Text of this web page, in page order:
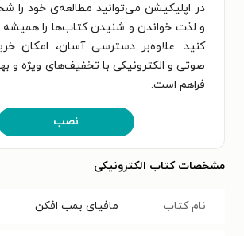
در اپلیکیشن می‌توانید مطالعه‌ی خود را
و لذت خواندن و شنیدن کتاب‌ها را همیشه
کنید. علاوه‌بر دسترسی آسان، امکان
صوتی و الکترونیکی با تخفیف‌های ویژه و
فراهم است.
نصب
مشخصات کتاب الکترونیکی
نام کتاب مافیای بمب افکن